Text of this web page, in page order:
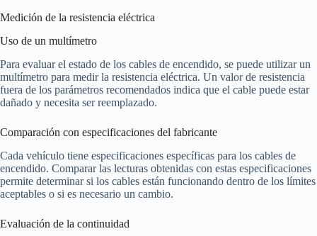
Medición de la resistencia eléctrica
Uso de un multímetro
Para evaluar el estado de los cables de encendido, se puede utilizar un
multímetro para medir la resistencia eléctrica. Un valor de resistencia
fuera de los parámetros recomendados indica que el cable puede estar
dañado y necesita ser reemplazado.
Comparación con especificaciones del fabricante
Cada vehículo tiene especificaciones específicas para los cables de
encendido. Comparar las lecturas obtenidas con estas especificaciones
permite determinar si los cables están funcionando dentro de los límites
aceptables o si es necesario un cambio.
Evaluación de la continuidad